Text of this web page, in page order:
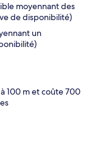
moyennant des
de disponibilité)
un
100 m et coûte 700